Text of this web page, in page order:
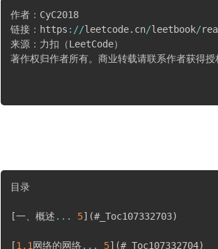
作者：CyC2018
链接：https : //leetcode. cn/leetbook/
来源：力扣（LeetCode）
著作权归作者所有。商业转载请联系作者获得授
目录
[一、概述 ... 5] (#_Toc107332703)
[1.1 网络的网络... 5] (#_Toc107332704)